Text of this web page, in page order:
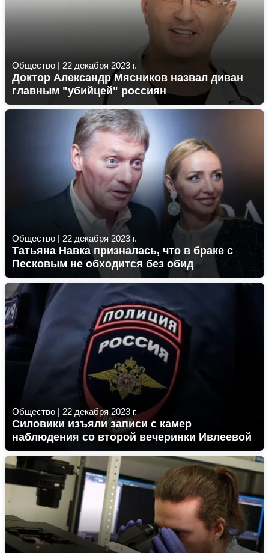
Общество | 22 декабря 2023 г.
Доктор Александр Мясников назвал диван
главным "убийцей" россиян
Общество | 22 декабря 2023 г.
Татьяна Навка призналась, что в браке с
Песковым не обходится без обид
Общество | 22 декабря 2023 г.
Силовики изъяли записи с камер
наблюдения со второй вечеринки Ивлеевой